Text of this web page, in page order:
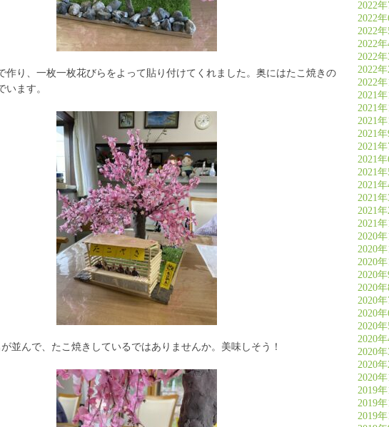
作り、一枚一枚花びらをよって貼り付けてくれました。奥にはたこ焼きの
います。
並んで、たこ焼きしているではありませんか。美味しそう！
2022年
2022年
2022年
2022年
2022年
2022年
2022年
2021年
2021年
2021年
2021年
2021年
2021年
2021年
2021年
2021年
2021年
2021年
2020年
2020年
2020年
2020年
2020年
2020年
2020年
2020年
2020年
2020年
2020年
2020年
2019年
2019年
2019年